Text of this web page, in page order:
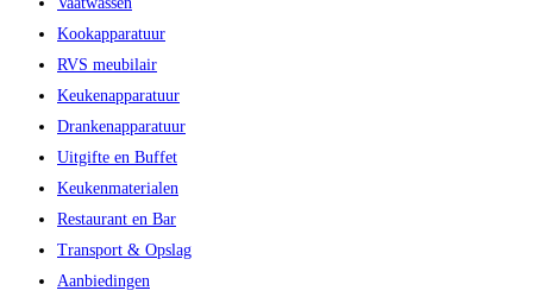
Kookapparatuur
RVS meubilair
Keukenapparatuur
Drankenapparatuur
Uitgifte en Buffet
Keukenmaterialen
Restaurant en Bar
Transport & Opslag
Aanbiedingen